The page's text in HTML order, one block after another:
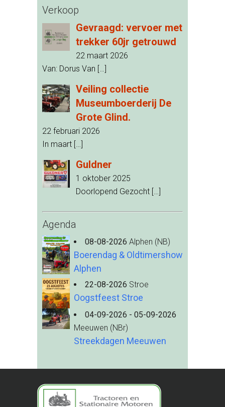
Verkoop
Gevraagd: vervoer met
trekker 60jr getrouwd
22 maart 2026
Van: Dorus Van […]
Veiling collectie
Museumboerderij De
Grote Glind.
22 februari 2026
In maart […]
Guldner
1 oktober 2025
Doorlopend Gezocht […]
Agenda
08-08-2026 Alphen (NB)
Boerendag & Oldtimershow
Alphen
22-08-2026 Stroe
Oogstfeest Stroe
04-09-2026 - 05-09-2026
Meeuwen (NBr)
Streekdagen Meeuwen